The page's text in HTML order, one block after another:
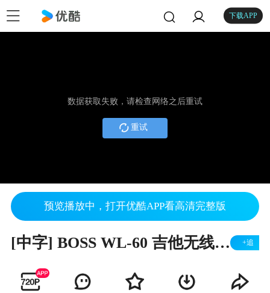
下载APP
数据获取失败，请检查网络之后重试
重试
预览播放中，打开优酷APP看高清完整版
[中字] BOSS WL-60 吉他无线系统介绍 +追